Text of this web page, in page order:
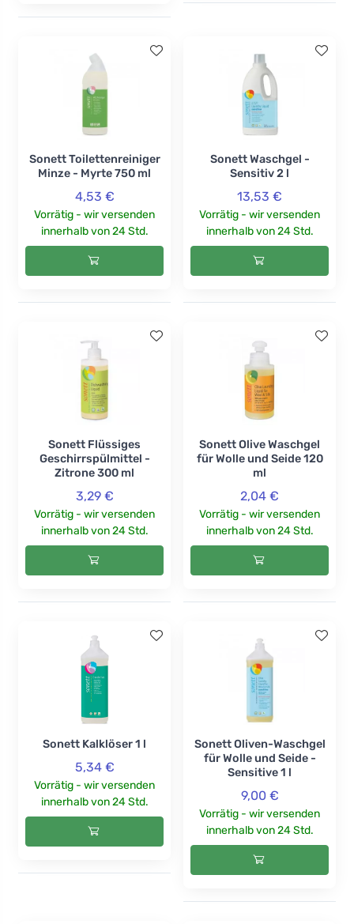
Sonett Toilettenreiniger
Minze - Myrte 750 ml
4,53 €
Vorrätig - wir versenden
innerhalb von 24 Std.
Sonett Waschgel -
Sensitiv 2 l
13,53 €
Vorrätig - wir versenden
innerhalb von 24 Std.
Sonett Flüssiges
Geschirrspülmittel -
Zitrone 300 ml
3,29 €
Vorrätig - wir versenden
innerhalb von 24 Std.
Sonett Olive Waschgel
für Wolle und Seide 120
ml
2,04 €
Vorrätig - wir versenden
innerhalb von 24 Std.
Sonett Kalklöser 1 l
5,34 €
Vorrätig - wir versenden
innerhalb von 24 Std.
Sonett Oliven-Waschgel
für Wolle und Seide -
Sensitive 1 l
9,00 €
Vorrätig - wir versenden
innerhalb von 24 Std.